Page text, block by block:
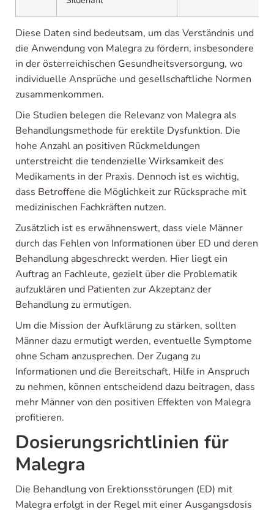
Diese Daten sind bedeutsam, um das Verständnis und
die Anwendung von Malegra zu fördern, insbesondere
in der österreichischen Gesundheitsversorgung, wo
individuelle Ansprüche und gesellschaftliche Normen
zusammenkommen.
Die Studien belegen die Relevanz von Malegra als
Behandlungsmethode für erektile Dysfunktion. Die
hohe Anzahl an positiven Rückmeldungen
unterstreicht die tendenzielle Wirksamkeit des
Medikaments in der Praxis. Dennoch ist es wichtig,
dass Betroffene die Möglichkeit zur Rücksprache mit
medizinischen Fachkräften nutzen.
Zusätzlich ist es erwähnenswert, dass viele Männer
durch das Fehlen von Informationen über ED und deren
Behandlung abgeschreckt werden. Hier liegt ein
Auftrag an Fachleute, gezielt über die Problematik
aufzuklären und Patienten zur Akzeptanz der
Behandlung zu ermutigen.
Um die Mission der Aufklärung zu stärken, sollten
Männer dazu ermutigt werden, eventuelle Symptome
ohne Scham anzusprechen. Der Zugang zu
Informationen und die Bereitschaft, Hilfe in Anspruch
zu nehmen, können entscheidend dazu beitragen, dass
mehr Männer von den positiven Effekten von Malegra
profitieren.
Dosierungsrichtlinien für
Malegra
Die Behandlung von Erektionsstörungen (ED) mit
Malegra erfolgt in der Regel mit einer Ausgangsdosis